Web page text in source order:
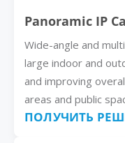
Panoramic IP
Wide-angle and
large indoor and
and improving
areas and public
ПОЛУЧИТЬ